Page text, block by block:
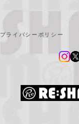
プライバシーポリシー